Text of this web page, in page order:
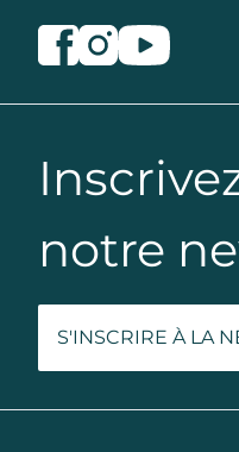
notre
S'INSCRIRE À LA